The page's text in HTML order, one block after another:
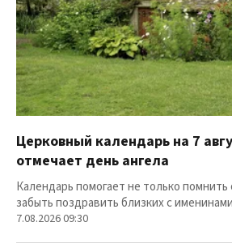
Церковный календарь на 7
отмечает день ангела
Календарь помогает не только помнить
забыть поздравить близких с именинами
7.08.2026 09:30